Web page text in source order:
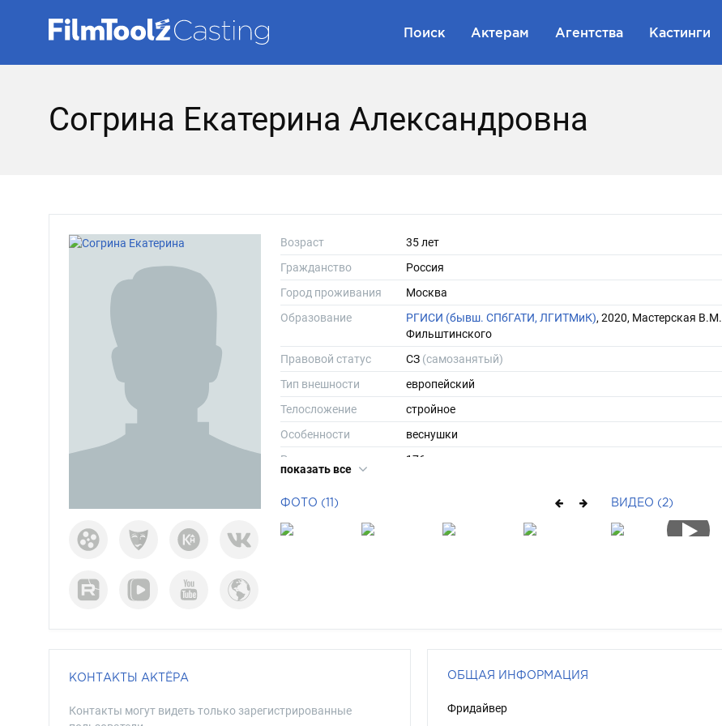
Поиск Актерам Агентства Кастинги
Согрина Екатерина Александровна
Возраст
35 лет
Гражданство
Россия
Город проживания
Москва
Образование
РГИСИ (бывш. СПбГАТИ, ЛГИТМиК), 2020, Мастерская В.М.
Фильштинского
Правовой статус
СЗ (самозанятый)
Тип внешности
европейский
Телосложение
стройное
Особенности
веснушки
Рост
176
Размер одежды
Размер обуви
показать все
ФОТО (11) ВИДЕО (2)
КОНТАКТЫ АКТЁРА
Контакты могут видеть только зарегистрированные
ОБЩАЯ ИНФОРМАЦИЯ
Фридайвер